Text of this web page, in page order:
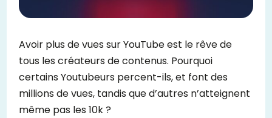
Avoir plus de vues sur YouTube est le rêve de
tous les créateurs de contenus. Pourquoi
certains Youtubeurs percent-ils, et font des
millions de vues, tandis que d’autres n’atteignent
même pas les 10k ?